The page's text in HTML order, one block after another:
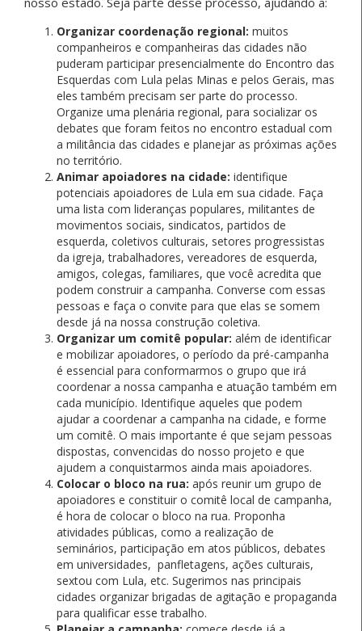
Organizar coordenação regional: muitos
companheiros e companheiras das cidades não
puderam participar presencialmente do Encontro das
Esquerdas com Lula pelas Minas e pelos Gerais, mas
eles também precisam ser parte do processo.
Organize uma plenária regional, para socializar os
debates que foram feitos no encontro estadual com
a militância das cidades e planejar as próximas ações
no território.
Animar apoiadores na cidade: identifique
potenciais apoiadores de Lula em sua cidade. Faça
uma lista com lideranças populares, militantes de
movimentos sociais, sindicatos, partidos de
esquerda, coletivos culturais, setores progressistas
da igreja, trabalhadores, vereadores de esquerda,
amigos, colegas, familiares, que você acredita que
podem construir a campanha. Converse com essas
pessoas e faça o convite para que elas se somem
desde já na nossa construção coletiva.
Organizar um comitê popular: além de identificar
e mobilizar apoiadores, o período da pré-campanha
é essencial para conformarmos o grupo que irá
coordenar a nossa campanha e atuação também em
cada município. Identifique aqueles que podem
ajudar a coordenar a campanha na cidade, e forme
um comitê. O mais importante é que sejam pessoas
dispostas, convencidas do nosso projeto e que
ajudem a conquistarmos ainda mais apoiadores.
Colocar o bloco na rua: após reunir um grupo de
apoiadores e constituir o comitê local de campanha,
é hora de colocar o bloco na rua. Proponha
atividades públicas, como a realização de
seminários, participação em atos públicos, debates
em universidades, panfletagens, ações culturais,
sextou com Lula, etc. Sugerimos nas principais
cidades organizar brigadas de agitação e propaganda
para qualificar esse trabalho.